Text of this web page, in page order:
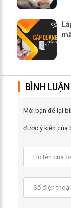
BÌNH LUẬN
Mời bạn để lại
được ý kiến của